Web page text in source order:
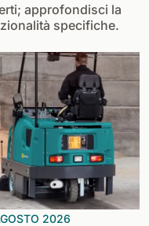
approfondisci la
specifiche.
2026